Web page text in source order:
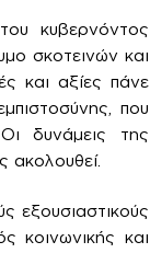
κυβερνόντος
σκοτεινών και
και αξίες πάνε
που
δυνάμεις της
ακολουθεί.
εξουσιαστικούς
κοινωνικής και